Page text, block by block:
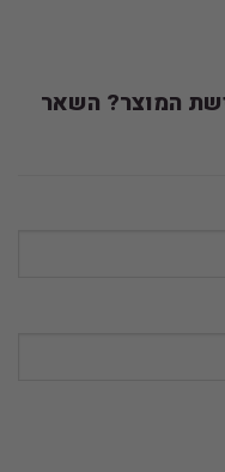
המוצר? השאר